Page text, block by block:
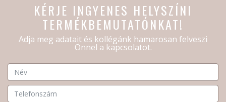
KÉRJE INGYENES HELYSZÍNI
TERMÉKBEMUTATÓNKAT!
Adja meg adatait és kollégánk hamarosan felveszi
Önnel a kapcsolatot.